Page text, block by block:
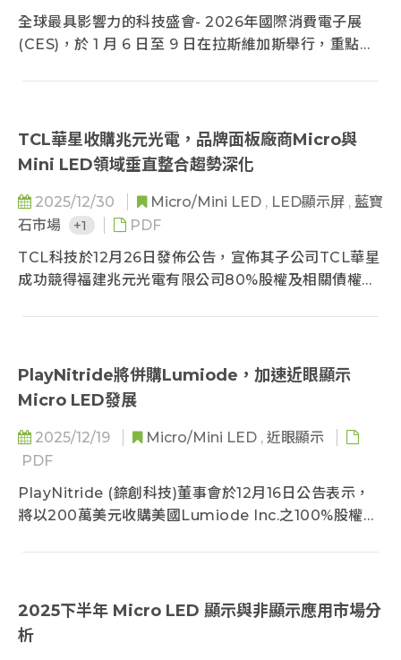
全球最具影響力的科技盛會- 2026年國際消費電子展
(CES)，於 1 月 6 日至 9 日在拉斯維加斯舉行，重點展
含Micro LED 自發光顯示、Mini LED 自發光顯示、
RGB Mini LED 背光電視、近眼顯示。
TCL華星收購兆元光電，品牌面板廠商Micro與
Mini LED領域垂直整合趨勢深化
2025/12/30 Micro/Mini LED , LED顯示屏 , 藍寶
石市場
+1
PDF
TCL科技於12月26日發佈公告，宣佈其子公司TCL華星
成功競得福建兆元光電有限公司80%股權及相關債權，
顯示應用的垂直供應鏈關鍵佈局。根據TrendForce分
析在2025年全球LED晶片廠商營收排名中，兆元光電名
華星的此次收購，使得品牌與面板廠商在上游LED晶片
領域的“垂直整合”趨勢更加明確，也是自2018年以來，
繼三星、友達、海信、京東方、群創、惠科等多家品牌/
面板廠商
後，又見品牌/面板廠商再次佈局LED晶片產業的垂直供
應。
PlayNitride將併購Lumiode，加速近眼顯示
Micro LED發展
2025/12/19 Micro/Mini LED , 近眼顯示
PDF
PlayNitride (錼創科技)董事會於12月16日公告表示，
將以200萬美元收購美國Lumiode Inc.之100%股權。
與醫療等非顯示應用的國際競爭力。
2025下半年 Micro LED 顯示與非顯示應用市場分
析